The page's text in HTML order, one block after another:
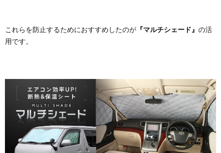
これらを防止するためにおすすめしたのが 『マルチシェード』 の活
用です。